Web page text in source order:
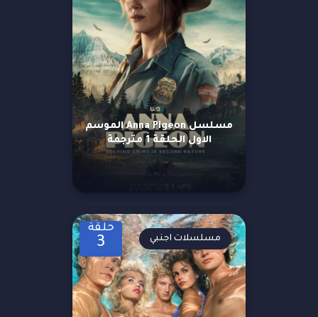
مسلسل Anna Pigeon الموسم
الاول الحلقة 1 مترجمة
حلقة
3 مسلسلات اجنبي